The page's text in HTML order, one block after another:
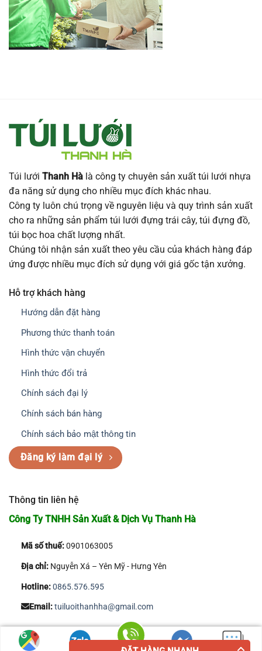
Túi lưới Thanh Hà là công ty chuyên sản xuất túi lưới nhựa
đa năng sử dụng cho nhiều mục đích khác nhau.
Công ty luôn chú trọng về nguyên liệu và quy trình sản xuất
cho ra những sản phẩm túi lưới đựng trái cây, túi đựng đồ,
túi bọc hoa chất lượng nhất.
Chúng tôi nhận sản xuất theo yêu cầu của khách hàng đáp
ứng được nhiều mục đích sử dụng với giá gốc tận xưởng.
Hỗ trợ khách hàng
Hướng dẫn đặt hàng
Phương thức thanh toán
Hình thức vận chuyển
Hình thức đổi trả
Chính sách đại lý
Chính sách bán hàng
Chính sách bảo mật thông tin
Đăng ký làm đại lý
Thông tin liên hệ
Công Ty TNHH Sản Xuất & Dịch Vụ Thanh Hà
Mã số thuế:0901063005
Địa chỉ:Nguyễn Xá – Yên Mỹ - Hưng Yên
Hotline:0865.576.595
Email:tuiluoithanhha@gmail.com
Copyright 2026 © Công Ty TNHH Sản Xuất & Dịch Vụ Thanh Hà